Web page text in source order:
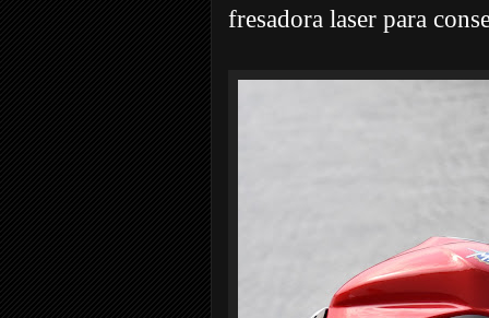
fresadora laser para